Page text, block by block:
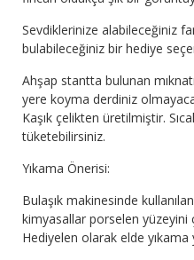
Sevdiklerinize alabileceğiniz
bulabileceğiniz bir hediye
Ahşap stantta bulunan
yere koyma derdiniz
Kaşık çelikten üretilmiştir.
tüketebilirsiniz.
Yıkama Önerisi:
Bulaşık makinesinde
kimyasallar porselen yüzeyini
Hediyelen olarak elde yıkama